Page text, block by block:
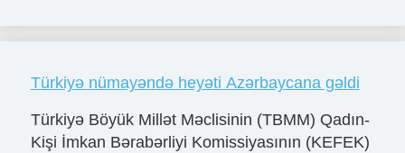
Türkiyə nümayəndə heyəti Azərbaycana gəldi
Türkiyə Böyük Millət Məclisinin (TBMM) Qadın-
Kişi İmkan Bərabərliyi Komissiyasının (KEFEK)